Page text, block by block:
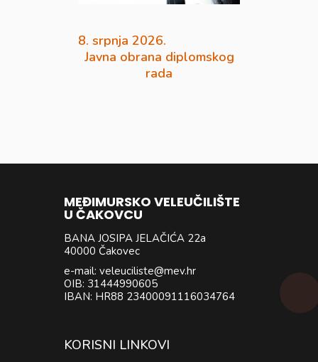
8. srpnja 2026.
Javna obrana diplomskog
rada
MEĐIMURSKO VELEUČILIŠTE
U ČAKOVCU
BANA JOSIPA JELAČIĆA 22a
40000 Čakovec
e-mail: veleuciliste@mev.hr
OIB: 31444990605
IBAN: HR88 23400091116034764
KORISNI LINKOVI